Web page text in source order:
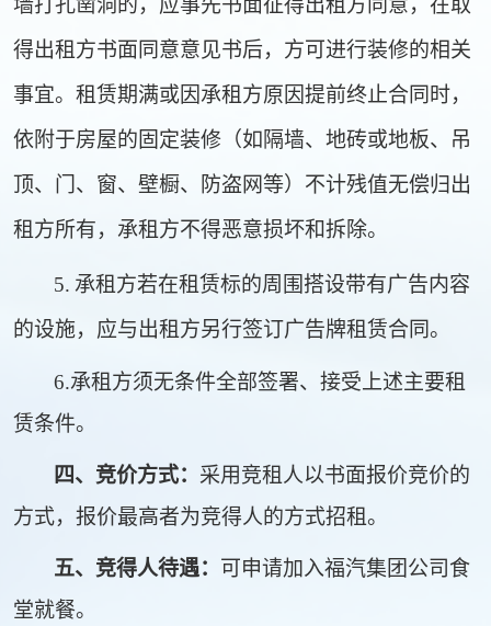
得出租方书面同意意见书后，方可进行装修的相关
事宜。租赁期满或因承租方原因提前终止合同时，
依附于房屋的固定装修（如隔墙、地砖或地板、吊
顶、门、窗、壁橱、防盗网等）不计残值无偿归出
租方所有，承租方不得恶意损坏和拆除。
5. 承租方若在租赁标的周围搭设带有广告内容
的设施，应与出租方另行签订广告牌租赁合同。
6.承租方须无条件全部签署、接受上述主要租
赁条件。
四、 竞价方式： 采用竞租人以书面报价竞价的
方式，报价最高者为竞得人的方式招租。
五、竞得人待遇：
可申请加入福汽集团公司食
堂就餐。